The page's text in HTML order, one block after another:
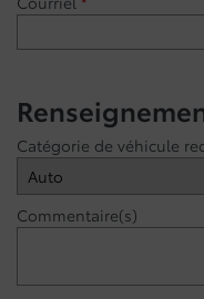
Catégorie de véhicule
Commentaire(s)